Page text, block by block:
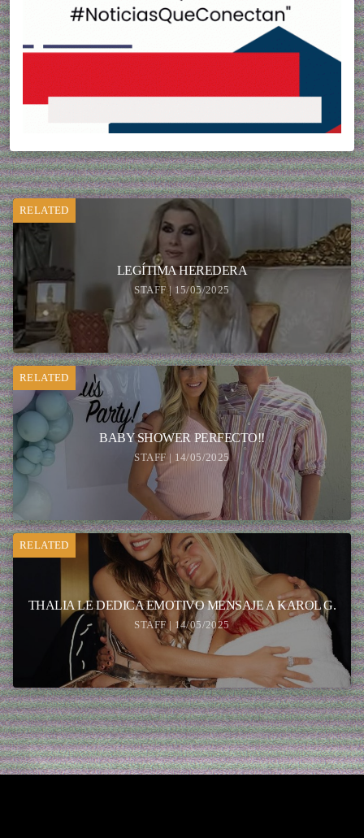
RELATED
LEGÍTIMA HEREDERA
STAFF | 15/05/2025
RELATED
BABY SHOWER PERFECTO!!
STAFF | 14/05/2025
RELATED
THALIA LE DEDICA EMOTIVO MENSAJE A KAROL G.
STAFF | 14/05/2025